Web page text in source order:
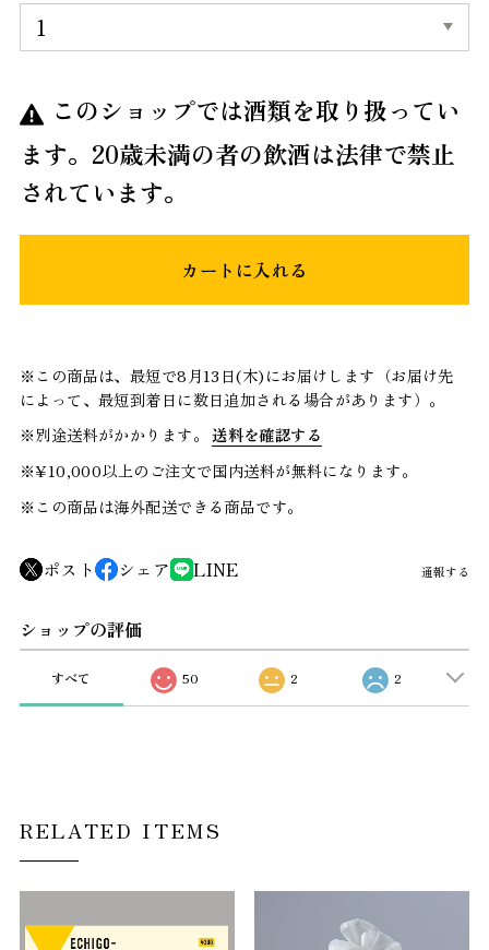
このショップでは酒類を取り扱ってい
ます。20歳未満の者の飲酒は法律で禁止
されています。
カートに入れる
※この商品は、最短で8月13日(木)にお届けします（お届け先
によって、最短到着日に数日追加される場合があります）。
※別途送料がかかります。 送料を確認する
※¥10,000以上のご注文で国内送料が無料になります。
※この商品は海外配送できる商品です。
ポスト シェア LINE 通報する
ショップの評価
すべて 50 2 2
RELATED ITEMS